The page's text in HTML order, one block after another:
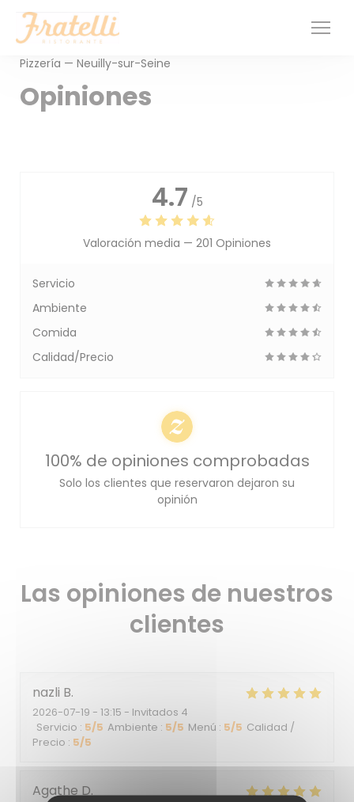
Personalización de sus opciones de cookies
Pizzería — Neuilly-sur-Seine
Opiniones
Las opiniones de nuestros
clientes
nazli B
2026-07-19 - 13:15 - Invitados 4
Servicio : 5/5 Ambiente : 5/5 Menú : 5/5 Calidad /
Precio : 5/5
AgatheD
4.7 /5
Valoración media — 201 Opiniones
Servicio
Ambiente
Comida
Calidad/Precio
100% de opiniones comprobadas
Solo los clientes que reservaron dejaron su
opinión